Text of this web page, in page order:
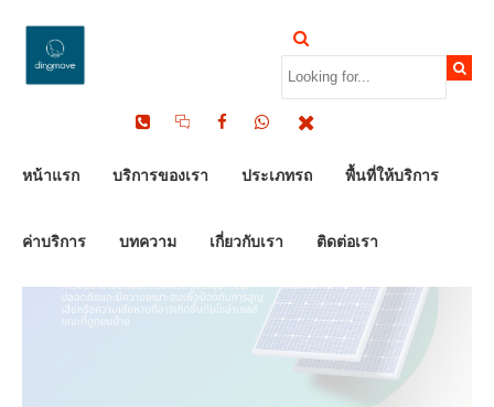
หน้าแรก บริการของเรา ประเภทรถ พื้นที่ให้บริการ
ค่าบริการ บทความ เกี่ยวกับเรา ติดต่อเรา